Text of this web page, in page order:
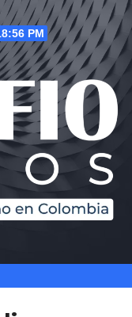
PM